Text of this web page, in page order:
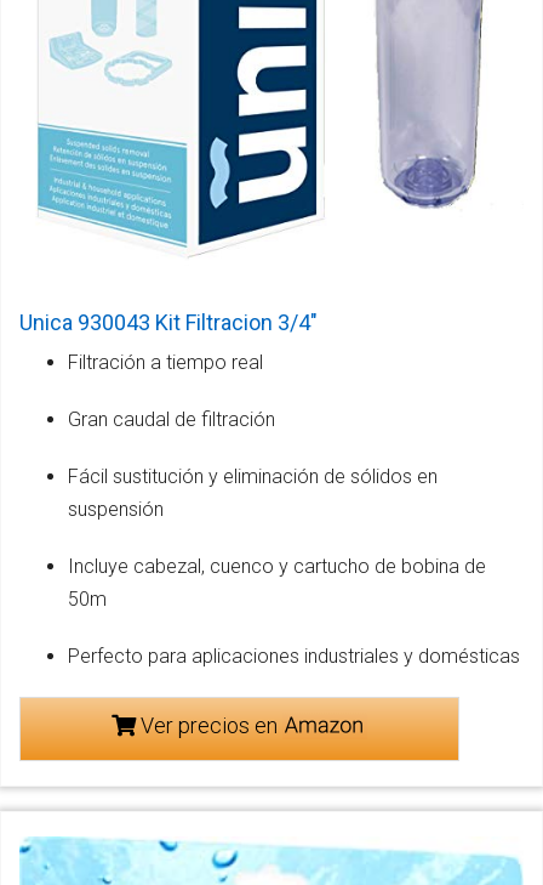
Unica 930043 Kit Filtracion 3/4"
Filtración a tiempo real
Gran caudal de filtración
Fácil sustitución y eliminación de sólidos en
suspensión
Incluye cabezal, cuenco y cartucho de bobina de
50m
Perfecto para aplicaciones industriales y domésticas
Ver precios en